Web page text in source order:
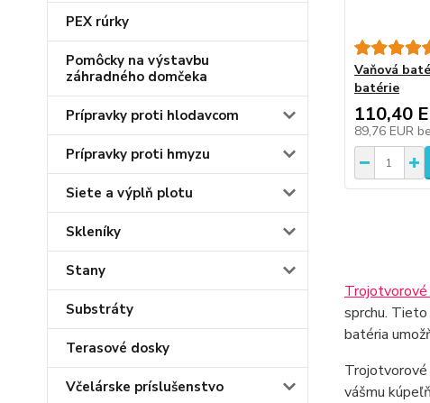
PEX rúrky
Pomôcky na výstavbu
záhradného domčeka
Prípravky proti hlodavcom
Prípravky proti hmyzu
Siete a výplň plotu
Skleníky
Stany
Substráty
Terasové dosky
Včelárske príslušenstvo
Vaňová
batérie
110,40
89,76 EUR
Trojotvorové
sprchu.
batéria
Trojotvorové
vášmu